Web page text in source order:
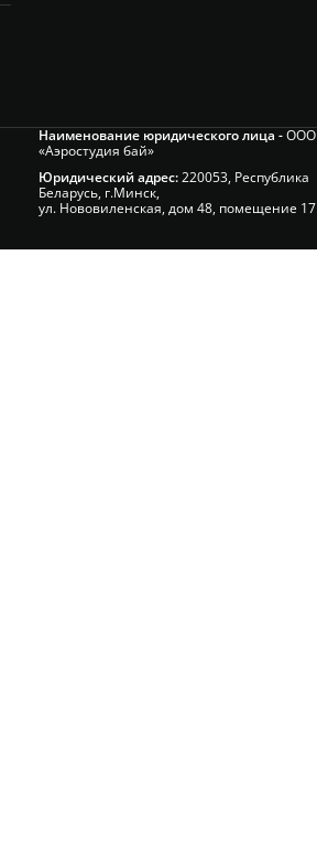
Наименование юридического лица -ООО
«Аэростудия бай»
Юридический адрес:220053, Республика
Беларусь, г.Минск,
ул. Нововиленская, дом 48, помещение 17